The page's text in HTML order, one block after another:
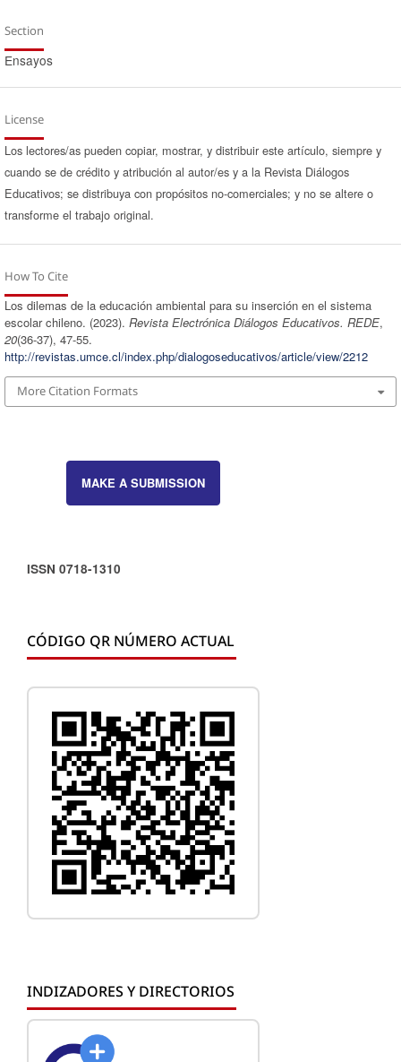
Section
Ensayos
License
Los lectores/as pueden copiar, mostrar, y distribuir este artículo, siempre y
cuando se de crédito y atribución al autor/es y a la Revista Diálogos
Educativos; se distribuya con propósitos no-comerciales; y no se altere o
transforme el trabajo original.
How To Cite
Los dilemas de la educación ambiental para su inserción en el sistema
escolar chileno. (2023). Revista Electrónica Diálogos Educativos. REDE,
20(36-37), 47-55.
http://revistas.umce.cl/index.php/dialogoseducativos/article/view/2212
More Citation Formats
MAKE A SUBMISSION
ISSN 0718-1310
CÓDIGO QR NÚMERO ACTUAL
INDIZADORES Y DIRECTORIOS